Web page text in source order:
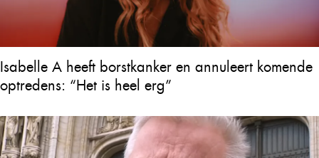
Isabelle A heeft borstkanker en annuleert komende
optredens: “Het is heel erg”